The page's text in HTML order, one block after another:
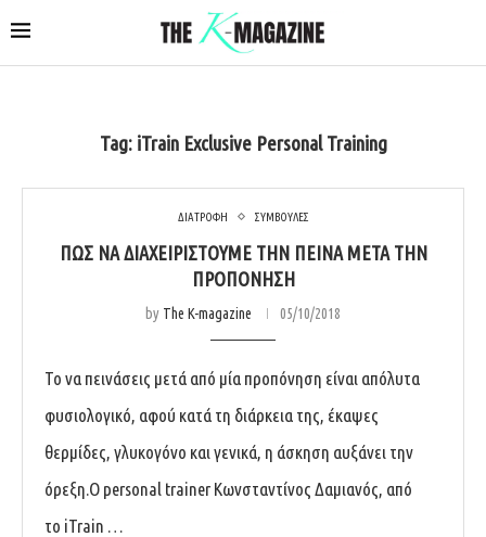
Tag: iTrain Exclusive Personal Training
ΔΙΑΤΡΟΦΗ ΣΥΜΒΟΥΛΕΣ
ΠΏΣ ΝΑ ΔΙΑΧΕΙΡΙΣΤΟΎΜΕ ΤΗΝ ΠΕΊΝΑ ΜΕΤΆ ΤΗΝ
ΠΡΟΠΌΝΗΣΗ
by The K-magazine 05/10/2018
Το να πεινάσεις μετά από μία προπόνηση είναι απόλυτα
φυσιολογικό, αφού κατά τη διάρκεια της, έκαψες
θερμίδες, γλυκογόνο και γενικά, η άσκηση αυξάνει την
όρεξη.O personal trainer Κωνσταντίνος Δαμιανός, από
το iTrain …